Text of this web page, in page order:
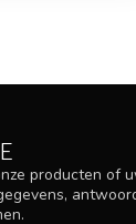
producten of